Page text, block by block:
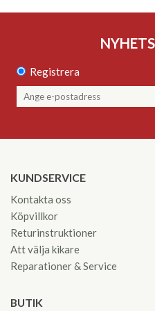
Registrera
KUNDSERVICE
Kontakta oss
Köpvillkor
Returinstruktioner
Att välja kikare
Reparationer & Service
BUTIK